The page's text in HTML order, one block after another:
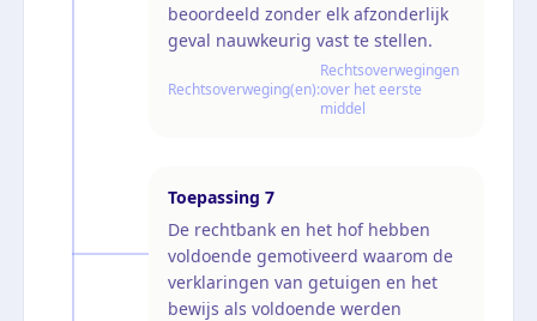
beoordeeld zonder elk afzonderlijk
geval nauwkeurig vast te stellen.
Rechtsoverweging(en):
Rechtsoverwegingen
over het eerste
middel
Toepassing 7
De rechtbank en het hof hebben
voldoende gemotiveerd waarom de
verklaringen van getuigen en het
bewijs als voldoende werden